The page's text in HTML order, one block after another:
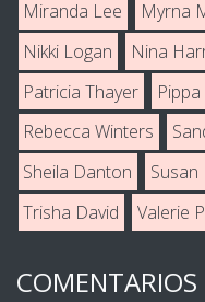
Miranda Lee
Myrna
Nikki Logan
Nina
Patricia Thayer
Rebecca Winters
Sheila Danton
Trisha David
Valerie
COMENTARIOS